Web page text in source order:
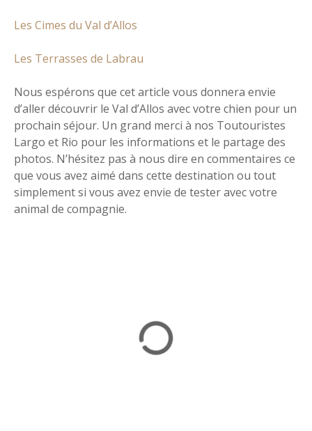
Les Cimes du Val d’Allos
Les Terrasses de Labrau
Nous espérons que cet article vous donnera envie
d’aller découvrir le Val d’Allos avec votre chien pour un
prochain séjour. Un grand merci à nos Toutouristes
Largo et Rio pour les informations et le partage des
photos. N’hésitez pas à nous dire en commentaires ce
que vous avez aimé dans cette destination ou tout
simplement si vous avez envie de tester avec votre
animal de compagnie.